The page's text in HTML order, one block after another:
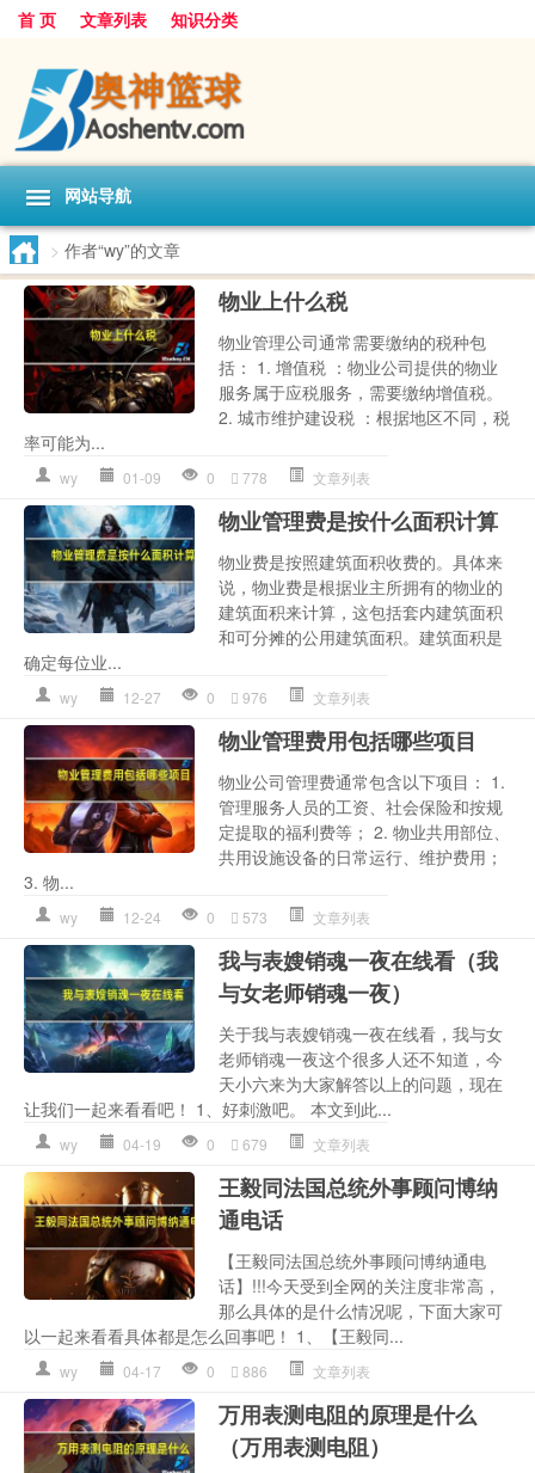
首 页 文章列表 知识分类
网站导航
> 作者“wy”的文章
物业上什么税
物业管理公司通常需要缴纳的税种包
括： 1. 增值税 ：物业公司提供的物业
服务属于应税服务，需要缴纳增值税。
2. 城市维护建设税 ：根据地区不同，税
率可能为...
wy 01-09 0 778 文章列表
物业管理费是按什么面积计算
物业费是按照建筑面积收费的。具体来
说，物业费是根据业主所拥有的物业的
建筑面积来计算，这包括套内建筑面积
和可分摊的公用建筑面积。建筑面积是
确定每位业...
wy 12-27 0 976 文章列表
物业管理费用包括哪些项目
物业公司管理费通常包含以下项目： 1.
管理服务人员的工资、社会保险和按规
定提取的福利费等； 2. 物业共用部位、
共用设施设备的日常运行、维护费用；
3. 物...
wy 12-24 0 573 文章列表
我与表嫂销魂一夜在线看（我
与女老师销魂一夜）
关于我与表嫂销魂一夜在线看，我与女
老师销魂一夜这个很多人还不知道，今
天小六来为大家解答以上的问题，现在
让我们一起来看看吧！ 1、好刺激吧。 本文到此...
wy 04-19 0 679 文章列表
王毅同法国总统外事顾问博纳
通电话
【王毅同法国总统外事顾问博纳通电
话】!!!今天受到全网的关注度非常高，
那么具体的是什么情况呢，下面大家可
以一起来看看具体都是怎么回事吧！ 1、【王毅同...
wy 04-17 0 886 文章列表
万用表测电阻的原理是什么
（万用表测电阻）